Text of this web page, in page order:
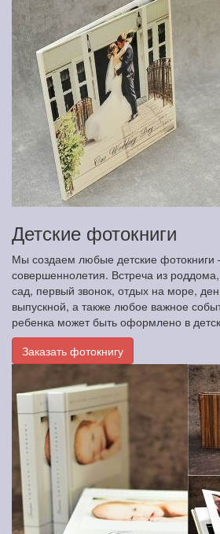
Детские фотокниги
Мы создаем любые детские фотокниги
совершеннолетия. Встреча из
сад, первый звонок, отдых на море,
выпускной, а также любое важное
ребенка может быть оформлено в
Заказать фотокнигу